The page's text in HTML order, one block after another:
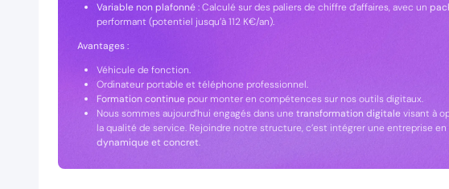
Variable non plafonné: Calculé sur des paliers de chiffre d’affaires, avec un
performant (potentiel jusqu’à 112 K€/an).
Avantages:
Véhicule de fonction.
Ordinateur portable et téléphone professionnel.
Formation continuepour monter en compétences sur nos outils digitaux.
Nous sommes aujourd’hui engagés dans unetransformation digitalevisant à
la qualité de service. Rejoindre notre structure, c’est intégrer une entreprise
dynamique et concret.